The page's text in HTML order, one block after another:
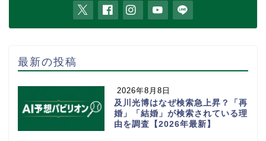
最新の投稿
2026年8月8日
及川光博はなぜ検索急上昇？「再
婚」「結婚」が検索されている理
由を調査【2026年最新】